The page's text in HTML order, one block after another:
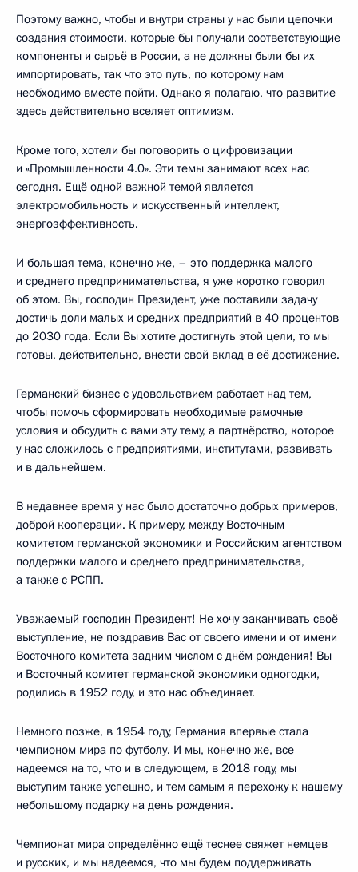
Поэтому важно, чтобы и внутри страны у нас были цепочки
создания стоимости, которые бы получали соответствующие
компоненты и сырьё в России, а не должны были бы их
импортировать, так что это путь, по которому нам
необходимо вместе пойти. Однако я полагаю, что развитие
здесь действительно вселяет оптимизм.
Кроме того, хотели бы поговорить о цифровизации
и «Промышленности 4.0». Эти темы занимают всех нас
сегодня. Ещё одной важной темой является
электромобильность и искусственный интеллект,
энергоэффективность.
И большая тема, конечно же, – это поддержка малого
и среднего предпринимательства, я уже коротко говорил
об этом. Вы, господин Президент, уже поставили задачу
достичь доли малых и средних предприятий в 40 процентов
до 2030 года. Если Вы хотите достигнуть этой цели, то мы
готовы, действительно, внести свой вклад в её достижение.
Германский бизнес с удовольствием работает над тем,
чтобы помочь сформировать необходимые рамочные
условия и обсудить с вами эту тему, а партнёрство, которое
у нас сложилось с предприятиями, институтами, развивать
и в дальнейшем.
В недавнее время у нас было достаточно добрых примеров,
доброй кооперации. К примеру, между Восточным
комитетом германской экономики и Российским агентством
поддержки малого и среднего предпринимательства,
а также с РСПП.
Уважаемый господин Президент! Не хочу заканчивать своё
выступление, не поздравив Вас от своего имени и от имени
Восточного комитета задним числом с днём рождения! Вы
и Восточный комитет германской экономики одногодки,
родились в 1952 году, и это нас объединяет.
Немного позже, в 1954 году, Германия впервые стала
чемпионом мира по футболу. И мы, конечно же, все
надеемся на то, что и в следующем, в 2018 году, мы
выступим также успешно, и тем самым я перехожу к нашему
небольшому подарку на день рождения.
Чемпионат мира определённо ещё теснее свяжет немцев
и русских, и мы надеемся, что мы будем поддерживать